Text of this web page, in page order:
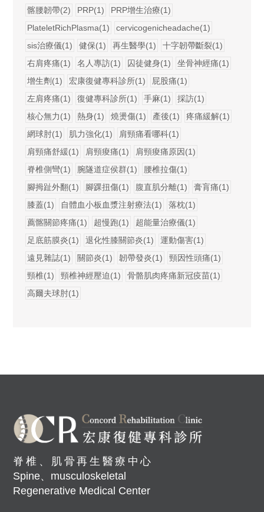
髂腰韌帶(2)
PRP(1)
PRP增生治療(1)
PlateletRichPlasma(1)
cervicogenicheadache(1)
sis治療儀(1)
健保(1) 再生醫學(1)
十字韌帶斷裂(1)
右肩疼痛(1)
名人專訪(1) 囚徒健身(1)
坐骨神經痛(1)
增生劑(1)
宏康復健專科診所(1)
屁股痛(1)
左肩疼痛(1)
復健專科診所(1) 手麻(1)
採訪(1)
核心無力(1)
熱身(1) 燒燙傷(1) 產後(1)
疼痛緩解(1)
網球肘(1)
肌力強化(1)
肩頸痛看哪科(1)
肩頸痛舒緩(1)
肩頸痠痛(1)
肩頸痠痛原因(1)
脊椎側彎(1)
腕隧道症侯群(1)
腰椎拉傷(1)
腳拇趾外翻(1)
腳踝扭傷(1) 腹直肌分離(1)
膏肓痛(1)
膝蓋(1)
自體血小板血漿注射療法(1)
落枕(1)
薦髂關節疼痛(1)
超慢跑(1)
超能量治療儀(1)
足底筋膜炎(1)
退化性膝關節炎(1)
運動傷害(1)
遠見雜誌(1)
關節炎(1) 韌帶發炎(1)
頸因性頭痛(1)
頸椎(1)
頸椎神經壓迫(1)
骨骼肌肉疼痛新冠疫苗(1)
高爾夫球肘(1)
脊椎、肌骨再生醫療中心
Spine、musculoskeletal
Regenerative Medical Center